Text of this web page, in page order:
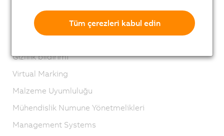
Gizlilik bildirimi
Virtual Marking
Malzeme Uyumluluğu
Mühendislik Numune Yönetmelikleri
Management Systems
Tüm çerezleri kabul edin